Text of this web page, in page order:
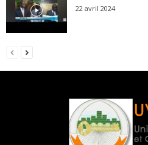
22 avril 2024